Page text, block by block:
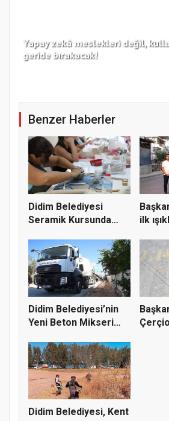
Yapay zekâ meslekleri değil,
geride bırakacak!
Benzer Haberler
Didim Belediyesi
Seramik Kursunda
ilk
Didim Belediyesi’nin
Yeni Beton Mikseri
Didim Belediyesi, Kent